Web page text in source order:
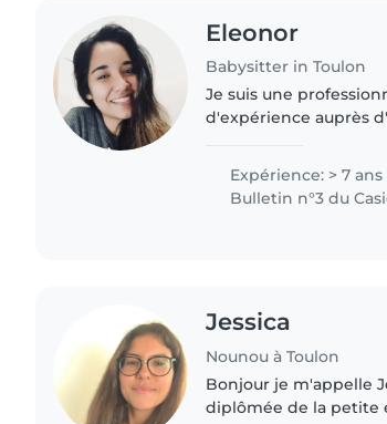
Eleonor
Babysitter in Toulon
Je suis une
d'expérience auprès
Expérience: > 7 ans
Bulletin n°3 du
Jessica
Nounou à Toulon
Bonjour je m'appelle Jessica
diplômée de la petite